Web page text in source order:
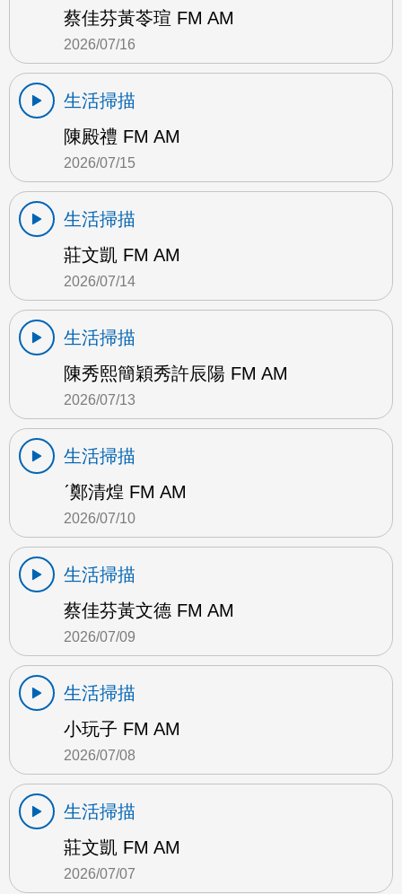
蔡佳芬黃苓瑄 FM AM
2026/07/16
生活掃描
陳殿禮 FM AM
2026/07/15
生活掃描
莊文凱 FM AM
2026/07/14
生活掃描
陳秀熙簡穎秀許辰陽 FM AM
2026/07/13
生活掃描
ˊ鄭清煌 FM AM
2026/07/10
生活掃描
蔡佳芬黃文德 FM AM
2026/07/09
生活掃描
小玩子 FM AM
2026/07/08
生活掃描
莊文凱 FM AM
2026/07/07